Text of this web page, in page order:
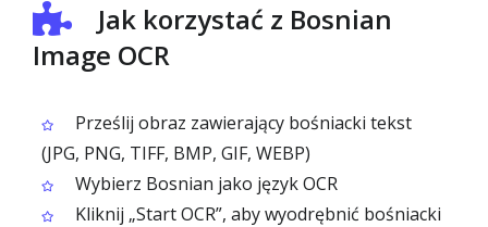
Jak korzystać z Bosnian
Image OCR
Prześlij obraz zawierający bośniacki tekst
(JPG, PNG, TIFF, BMP, GIF, WEBP)
Wybierz Bosnian jako język OCR
Kliknij „Start OCR”, aby wyodrębnić bośniacki